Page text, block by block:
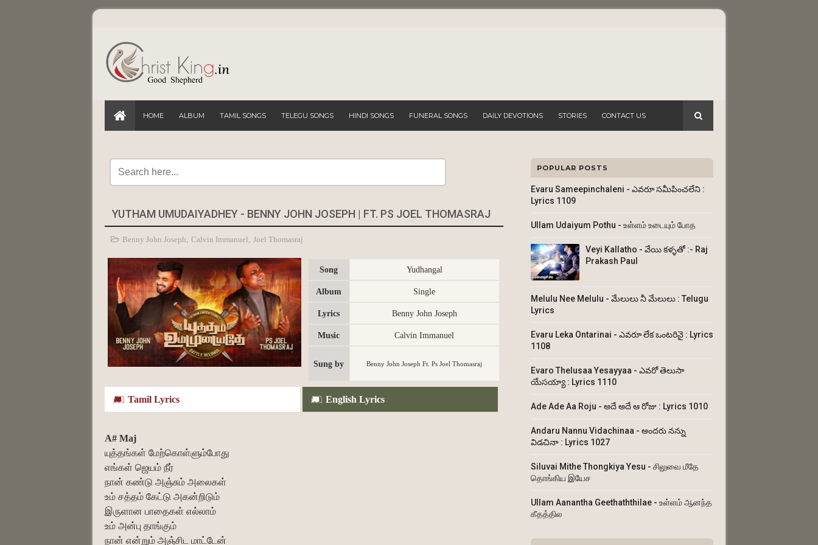
HOME ALBUM TAMIL SONGS TELEGU SONGS HINDI SONGS FUNERAL SONGS DAILY DEVOTIONS STORIES CONTACT US
YUTHAM UMUDAIYADHEY - BENNY JOHN JOSEPH | FT. PS JOEL THOMASRAJ
Benny John Joseph, Calvin Immanuel, Joel Thomasraj
Song Yudhangal
Album Single
Lyrics Benny John Joseph
Music Calvin Immanuel
Sung by Benny John Joseph Ft. Ps Joel Thomasraj
Tamil Lyrics English Lyrics
A# Maj
யுத்தங்கள் மேற்கொள்ளும்போது
எங்கள் ஜெயம் நீர்
நான் கண்டு அஞ்சும் அலைகள்
உம் சத்தம் கேட்டு அகன்றிடும்
இருளான பாதைகள் எல்லாம்
உம் அன்பு தாங்கும்
நான் என்றும் அஞ்சிட மாட்டேன்
POPULAR POSTS
Evaru Sameepinchaleni - ఎవరూ సమీపించలేని :
Lyrics 1109
Ullam Udaiyum Pothu - உள்ளம் உடையும் போத
Veyi Kallatho - వేయి కళ్ళతో :- Raj
Prakash Paul
Melulu Nee Melulu - మేలులు నీ మేలులు : Telugu
Lyrics
Evaru Leka Ontarinai - ఎవరూ లేక ఒంటరినై : Lyrics
1108
Evaro Thelusaa Yesayyaa - ఎవరో తెలుసా
యేసయ్యా : Lyrics 1110
Ade Ade Aa Roju - అదే అదే ఆ రోజు : Lyrics 1010
Andaru Nannu Vidachinaa - అందరు నన్ను
విడచినా : Lyrics 1027
Siluvai Mithe Thongkiya Yesu - சிலுவை மீதே
தொங்கிய இயேச
Ullam Aanantha Geethaththilae - உள்ளம் ஆனந்த
கீதத்தில